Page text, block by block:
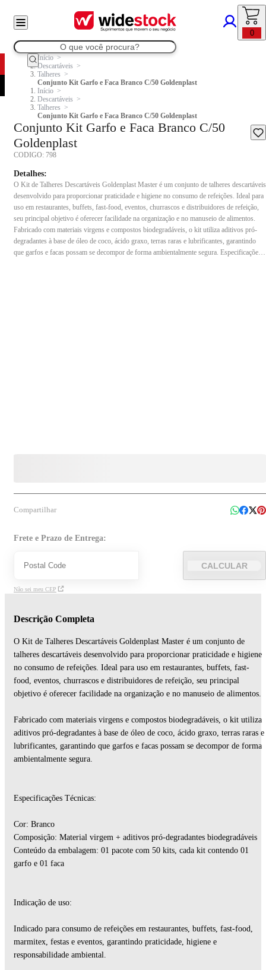
0
Início
Descartáveis
Talheres
Conjunto Kit Garfo e Faca Branco C/50 Goldenplast
Início
Descartáveis
Talheres
Conjunto Kit Garfo e Faca Branco C/50 Goldenplast
Conjunto Kit Garfo e Faca Branco C/50
Goldenplast
CODIGO: 798
Detalhes:
O Kit de Talheres Descartáveis Goldenplast Master é um conjunto de talheres descartáveis
desenvolvido para proporcionar praticidade e higiene no consumo de refeições. Ideal para
uso em restaurantes, buffets, fast-food, eventos, churrascos e distribuidores de refeição,
seu principal objetivo é oferecer facilidade na organização e no manuseio de alimentos.
Fabricado com materiais virgens e compostos biodegradáveis, o kit utiliza aditivos pró-
degradantes à base de óleo de coco, ácido graxo, terras raras e lubrificantes, garantindo
que garfos e facas possam se decompor de forma ambientalmente segura. Especificações
Compartilhar
Frete e Prazo de Entrega:
CALCULAR
Não sei meu CEP
Descrição Completa
O Kit de Talheres Descartáveis Goldenplast Master é um conjunto de
talheres descartáveis desenvolvido para proporcionar praticidade e higiene
no consumo de refeições. Ideal para uso em restaurantes, buffets, fast-
food, eventos, churrascos e distribuidores de refeição, seu principal
objetivo é oferecer facilidade na organização e no manuseio de alimentos.
Fabricado com materiais virgens e compostos biodegradáveis, o kit utiliza
aditivos pró-degradantes à base de óleo de coco, ácido graxo, terras raras e
lubrificantes, garantindo que garfos e facas possam se decompor de forma
ambientalmente segura.
Especificações Técnicas:
Cor: Branco
Composição: Material virgem + aditivos pró-degradantes biodegradáveis
Conteúdo da embalagem: 01 pacote com 50 kits, cada kit contendo 01
garfo e 01 faca
Indicação de uso:
Indicado para consumo de refeições em restaurantes, buffets, fast-food,
marmitex, festas e eventos, garantindo praticidade, higiene e
responsabilidade ambiental.